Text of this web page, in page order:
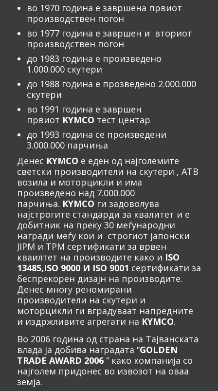
во 1970 година е завршена првиот
производствен погон
во 1977 година е завршен и вториот
производствен погон
до 1983 година е произведено
1.000.000 скутери
до 1988 година е прозведено 2.000.000
скутери
во 1991 година е завршен
првиот KYMCO тест центар
до 1993 година се произведени
3.000.000 парчиња
Денес KYMCO е еден од најголемите
светски производители на скутери , АТВ
возила и моторцикли и има
произведено над 7.000.000
парчиња. KYMCO ги задоволува
најстрогите стандарди за квалитет и е
добитник на преку 30 меѓународни
награди меѓу кои и строгиот јапонски
JIPM и TPM сертификати за врвен
кваилтет на производите како и ISO
13485,ISO 9000 И ISO 9001 сертификати за
беспрекорен дизајн на производите.
Денес многу реномирани
производители на скутери и
моторцикли ги вградуваат напредните
и издржливите агрегати на KYMCO.
Во 2006 година од страна на Тајванската
влада ја добива наградата “GOLDEN
TRADE AWARD 2006 “ како компанија со
најголем придонес во извозот на оваа
земја.